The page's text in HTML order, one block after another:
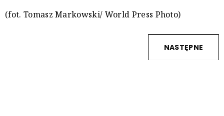
(fot. Tomasz Markowski/ World Press Photo)
NASTĘPNE